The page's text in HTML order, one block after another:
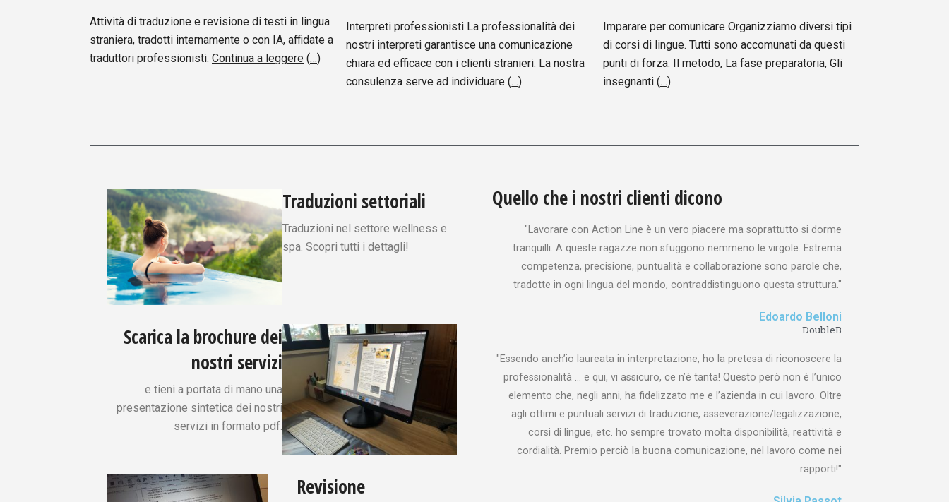
Attività di traduzione e revisione di testi in lingua
straniera, tradotti internamente o con IA, affidate a
traduttori professionisti. Continua a leggere (…)
Interpreti professionisti La professionalità dei
nostri interpreti garantisce una comunicazione
chiara ed efficace con i clienti stranieri. La nostra
consulenza serve ad individuare (…)
Imparare per comunicare Organizziamo diversi tipi
di corsi di lingue. Tutti sono accomunati da questi
punti di forza: Il metodo, La fase preparatoria, Gli
insegnanti(…)
Traduzioni settoriali
Traduzioni nel settore wellness e
spa. Scopri tutti i dettagli!
Scarica la brochure dei
nostri servizi
e tieni a portata di mano una
presentazione sintetica dei nostri
servizi in formato pdf.
Revisione
Quello che i nostri clienti dicono
"Lavorare con Action Line è un vero piacere ma soprattutto si dorme
tranquilli. A queste ragazze non sfuggono nemmeno le virgole. Estrema
competenza, precisione, puntualità e collaborazione sono parole che,
tradotte in ogni lingua del mondo, contraddistinguono questa struttura."
Edoardo Belloni
DoubleB
"Essendo anch’io laureata in interpretazione, ho la pretesa di riconoscere la
professionalità … e qui, vi assicuro, ce n’è tanta! Questo però non è l’unico
elemento che, negli anni, ha fidelizzato me e l’azienda in cui lavoro. Oltre
agli ottimi e puntuali servizi di traduzione, asseverazione/legalizzazione,
corsi di lingue, etc. ho sempre trovato molta disponibilità, reattività e
cordialità. Premio perciò la buona comunicazione, nel lavoro come nei
rapporti!"​